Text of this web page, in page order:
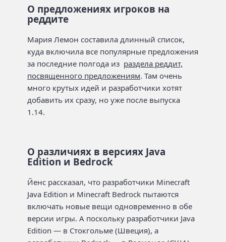
О предложениях игроков на
реддите
Мария Лемон составила длинный список,
куда включила все популярные предложения
за последние полгода из раздела реддит,
посвященного предложениям. Там очень
много крутых идей и разработчики хотят
добавить их сразу, но уже после выпуска
1.14.
О различиях в версиях Java
Edition и Bedrock
Йенс рассказал, что разработчики Minecraft
Java Edition и Minecraft Bedrock пытаются
включать новые вещи одновременно в обе
версии игры. А поскольку разработчики Java
Edition — в Стокгольме (Швеция), а